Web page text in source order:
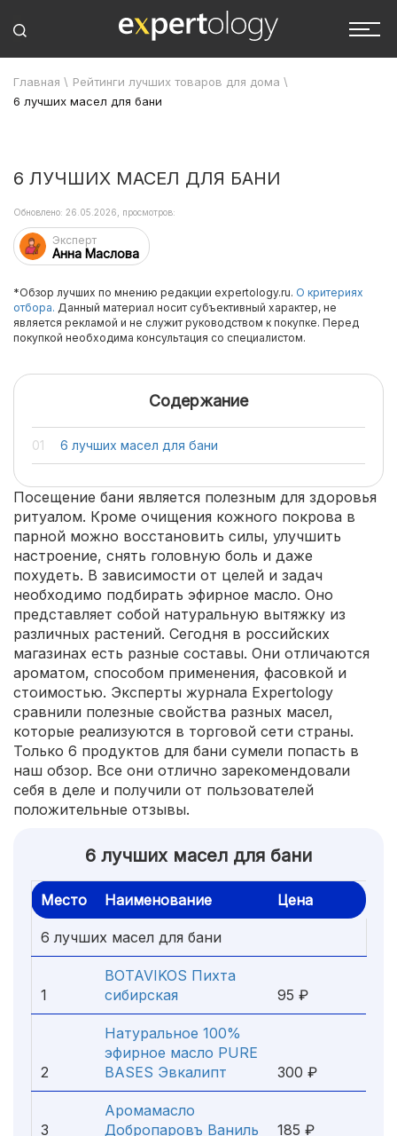
Главная \ Рейтинги лучших товаров для дома \
6 лучших масел для бани
6 ЛУЧШИХ МАСЕЛ ДЛЯ БАНИ
Эксперт
Анна Маслова
Обновлено: 26.05.2026, просмотров:
*Обзор лучших по мнению редакции expertology.ru. О критериях
отбора. Данный материал носит субъективный характер, не
является рекламой и не служит руководством к покупке. Перед
покупкой необходима консультация со специалистом.
Содержание
6 лучших масел для бани
Посещение бани является полезным для здоровья
ритуалом. Кроме очищения кожного покрова в
парной можно восстановить силы, улучшить
настроение, снять головную боль и даже
похудеть. В зависимости от целей и задач
необходимо подбирать эфирное масло. Оно
представляет собой натуральную вытяжку из
различных растений. Сегодня в российских
магазинах есть разные составы. Они отличаются
ароматом, способом применения, фасовкой и
стоимостью. Эксперты журнала Expertology
сравнили полезные свойства разных масел,
которые реализуются в торговой сети страны.
Только 6 продуктов для бани сумели попасть в
наш обзор. Все они отлично зарекомендовали
себя в деле и получили от пользователей
положительные отзывы.
6 лучших масел для бани
Место Наименование Цена
6 лучших масел для бани
1
BOTAVIKOS Пихта
сибирская
95 ₽
2
Натуральное 100%
эфирное масло PURE
BASES Эвкалипт
300 ₽
3
Аромамасло
Добропаровъ Ваниль
185 ₽